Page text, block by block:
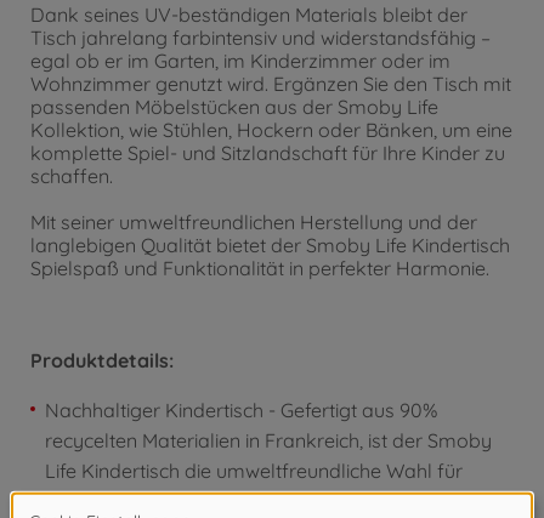
Dank seines UV-beständigen Materials bleibt der
Tisch jahrelang farbintensiv und widerstandsfähig –
egal ob er im Garten, im Kinderzimmer oder im
Wohnzimmer genutzt wird. Ergänzen Sie den Tisch mit
passenden Möbelstücken aus der Smoby Life
Kollektion, wie Stühlen, Hockern oder Bänken, um eine
komplette Spiel- und Sitzlandschaft für Ihre Kinder zu
schaffen.
Mit seiner umweltfreundlichen Herstellung und der
langlebigen Qualität bietet der Smoby Life Kindertisch
Spielspaß und Funktionalität in perfekter Harmonie.
Produktdetails:
Nachhaltiger Kindertisch - Gefertigt aus 90%
recycelten Materialien in Frankreich, ist der Smoby
Life Kindertisch die umweltfreundliche Wahl für
bewusste Familien.